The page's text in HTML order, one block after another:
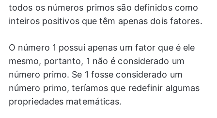
todos os números primos são definidos como
inteiros positivos que têm apenas dois fatores.
O número 1 possui apenas um fator que é ele
mesmo, portanto, 1 não é considerado um
número primo. Se 1 fosse considerado um
número primo, teríamos que redefinir algumas
propriedades matemáticas.